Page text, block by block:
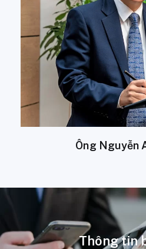
Ông Nguyễn
Thông tin